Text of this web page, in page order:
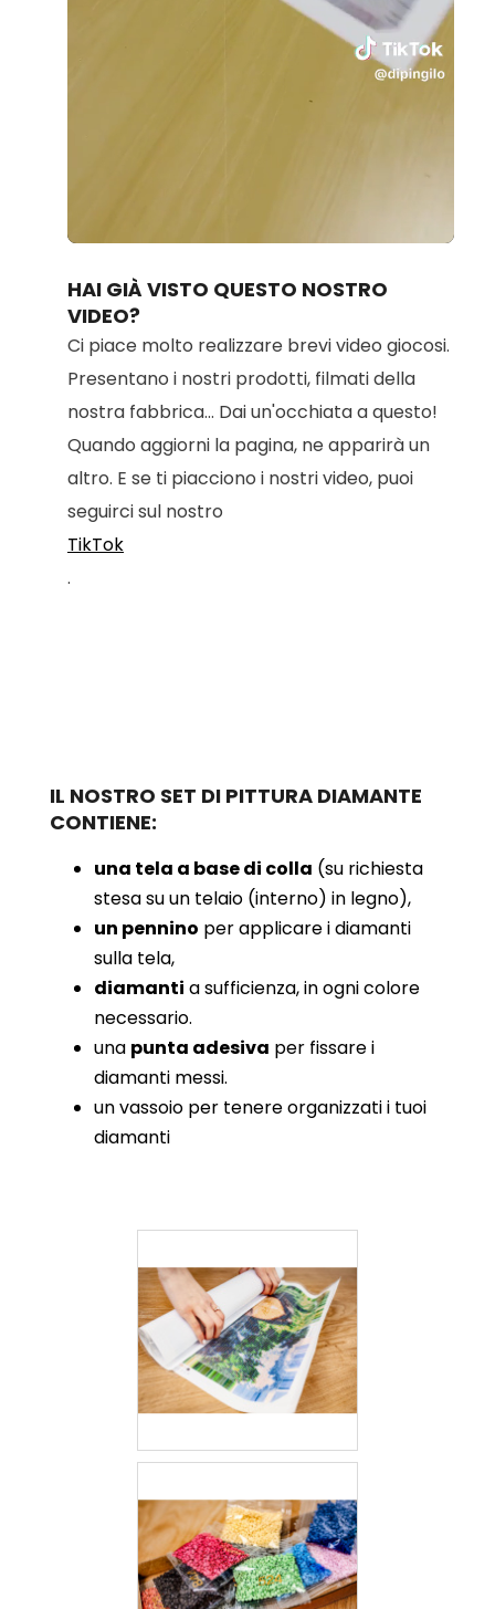
42.57%
HAI GIÀ VISTO QUESTO NOSTRO
VIDEO?
Ci piace molto realizzare brevi video giocosi.
Presentano i nostri prodotti, filmati della
nostra fabbrica... Dai un'occhiata a questo!
Quando aggiorni la pagina, ne apparirà un
altro. E se ti piacciono i nostri video, puoi
seguirci sul nostro
TikTok
.
IL NOSTRO SET DI PITTURA DIAMANTE
CONTIENE:
una tela a base di colla (su richiesta
stesa su un telaio (interno) in legno),
un pennino per applicare i diamanti
sulla tela,
diamanti a sufficienza, in ogni colore
necessario.
una punta adesiva per fissare i
diamanti messi.
un vassoio per tenere organizzati i tuoi
diamanti